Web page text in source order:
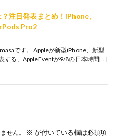
注目発表まとめ！iPhone、
Pro2
です。 Appleが新型iPhone、新型
する、AppleEventが9/8の日本時間[…]
せん。 ※ が付いている欄は必須項